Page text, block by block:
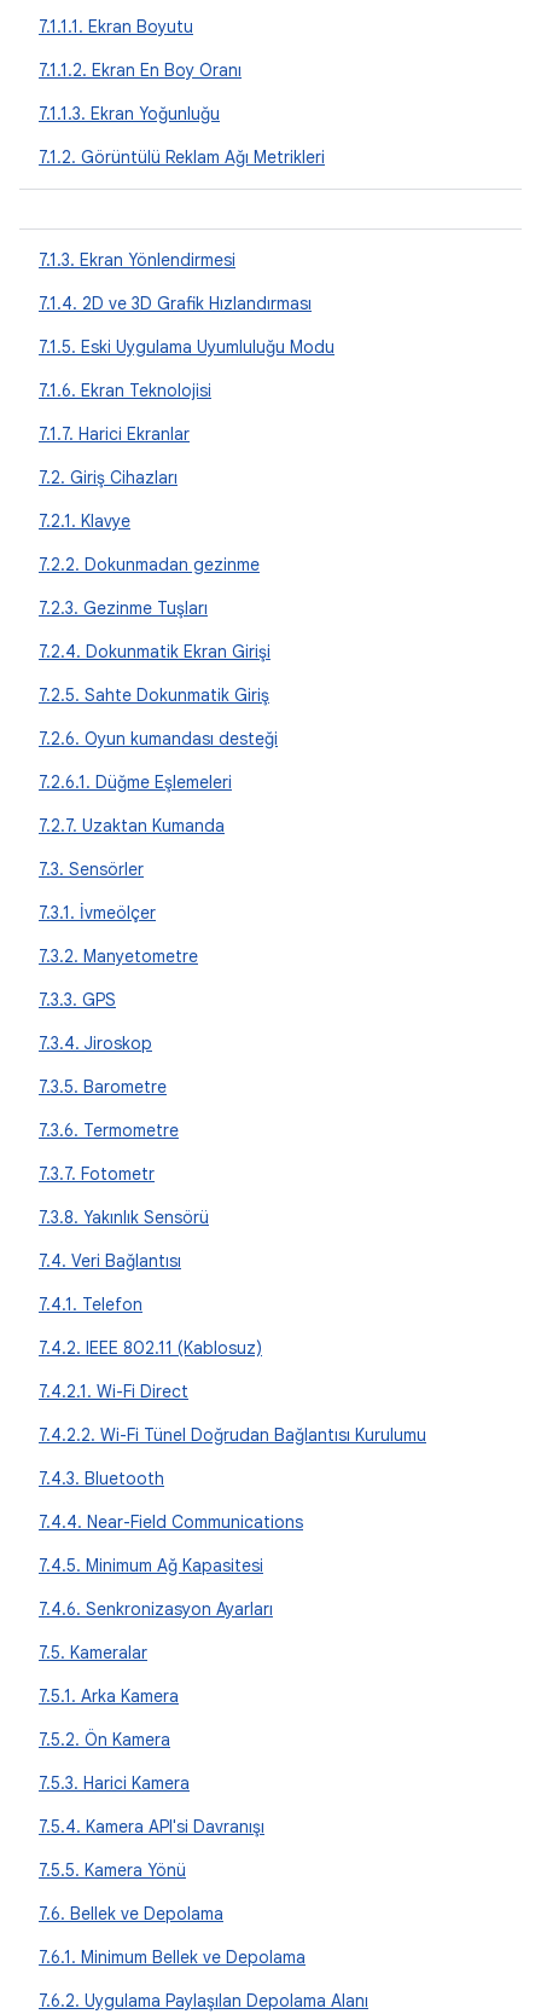
7.1.1.1. Ekran Boyutu
7.1.1.2. Ekran En Boy Oranı
7.1.1.3. Ekran Yoğunluğu
7.1.2. Görüntülü Reklam Ağı Metrikleri
7.1.3. Ekran Yönlendirmesi
7.1.4. 2D ve 3D Grafik Hızlandırması
7.1.5. Eski Uygulama Uyumluluğu Modu
7.1.6. Ekran Teknolojisi
7.1.7. Harici Ekranlar
7.2. Giriş Cihazları
7.2.1. Klavye
7.2.2. Dokunmadan gezinme
7.2.3. Gezinme Tuşları
7.2.4. Dokunmatik Ekran Girişi
7.2.5. Sahte Dokunmatik Giriş
7.2.6. Oyun kumandası desteği
7.2.6.1. Düğme Eşlemeleri
7.2.7. Uzaktan Kumanda
7.3. Sensörler
7.3.1. İvmeölçer
7.3.2. Manyetometre
7.3.3. GPS
7.3.4. Jiroskop
7.3.5. Barometre
7.3.6. Termometre
7.3.7. Fotometr
7.3.8. Yakınlık Sensörü
7.4. Veri Bağlantısı
7.4.1. Telefon
7.4.2. IEEE 802.11 (Kablosuz)
7.4.2.1. Wi-Fi Direct
7.4.2.2. Wi-Fi Tünel Doğrudan Bağlantısı Kurulumu
7.4.3. Bluetooth
7.4.4. Near-Field Communications
7.4.5. Minimum Ağ Kapasitesi
7.4.6. Senkronizasyon Ayarları
7.5. Kameralar
7.5.1. Arka Kamera
7.5.2. Ön Kamera
7.5.3. Harici Kamera
7.5.4. Kamera API'si Davranışı
7.5.5. Kamera Yönü
7.6. Bellek ve Depolama
7.6.1. Minimum Bellek ve Depolama
7.6.2. Uygulama Paylaşılan Depolama Alanı